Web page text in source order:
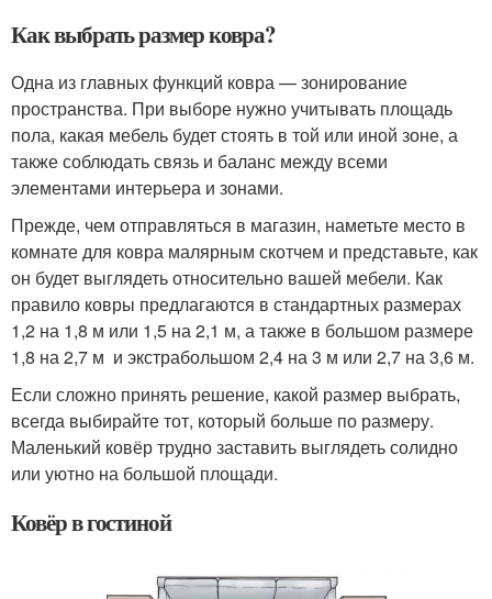
Как выбрать размер ковра?
Одна из главных функций ковра — зонирование
пространства. При выборе нужно учитывать площадь
пола, какая мебель будет стоять в той или иной зоне, а
также соблюдать связь и баланс между всеми
элементами интерьера и зонами.
Прежде, чем отправляться в магазин, наметьте место в
комнате для ковра малярным скотчем и представьте, как
он будет выглядеть относительно вашей мебели. Как
правило ковры предлагаются в стандартных размерах
1,2 на 1,8 м или 1,5 на 2,1 м, а также в большом размере
1,8 на 2,7 м и экстрабольшом 2,4 на 3 м или 2,7 на 3,6 м.
Если сложно принять решение, какой размер выбрать,
всегда выбирайте тот, который больше по размеру.
Маленький ковёр трудно заставить выглядеть солидно
или уютно на большой площади.
Ковёр в гостиной